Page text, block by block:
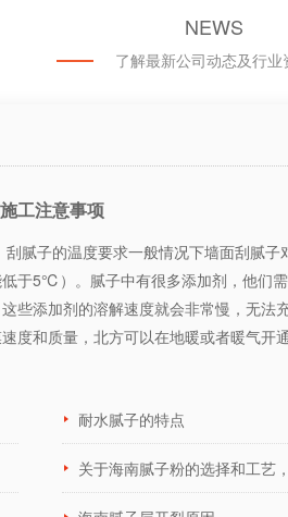
NEWS
了解最新公司动态及行业
工注意事项
刮腻子的温度要求一般情况下墙面刮腻子
于5℃）。腻子中有很多添加剂，他们需
些添加剂的溶解速度就会非常慢，无法
度和质量，北方可以在地暖或者暖气开
耐水腻子的特点
关于海南腻子粉的选择和工艺